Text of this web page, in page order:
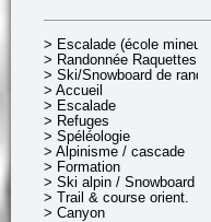
> Escalade (école mineurs)
> Randonnée Raquettes
> Ski/Snowboard de rando.
> Accueil
> Escalade
> Refuges
> Spéléologie
> Alpinisme / cascade
> Formation
> Ski alpin / Snowboard
> Trail & course orient.
> Canyon